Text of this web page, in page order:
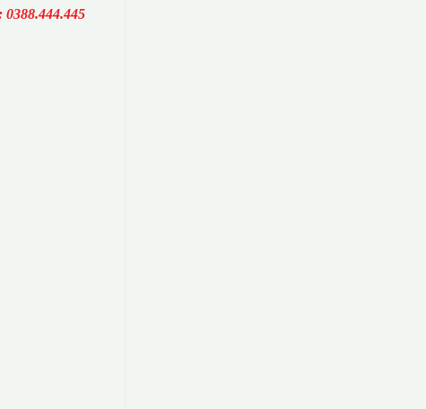
0388.444.445